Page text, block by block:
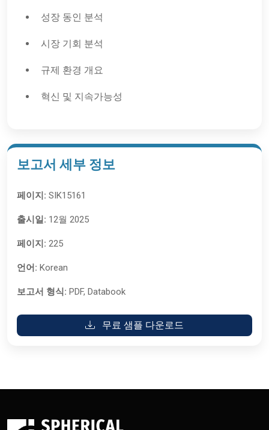
성장 동인 분석
시장 기회 분석
규제 환경 개요
혁신 및 지속가능성
보고서 세부 정보
페이지: SIK15161
출시일: 12월 2025
페이지: 225
언어: Korean
보고서 형식: PDF, Databook
무료 샘플 다운로드